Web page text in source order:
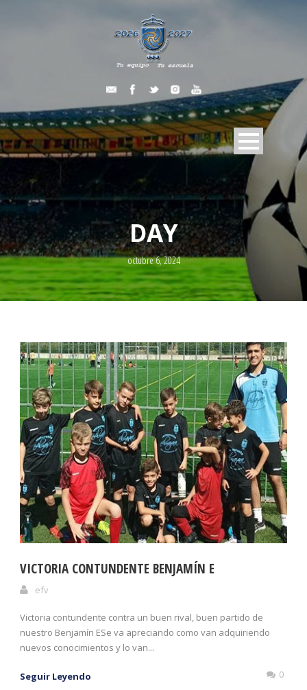
DAY
octubre 6, 2024
VICTORIA CONTUNDENTE BENJAMÍN E
efv
Victoria contundente contra un buen rival, buen partido de
nuestro Benjamín ESe va apreciando como van adquiriendo
nuevos conocimientos y lo van...
Seguir Leyendo 0